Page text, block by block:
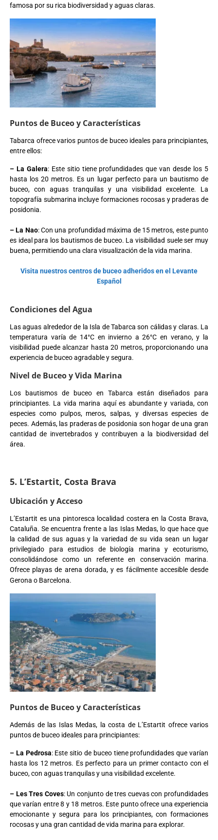
famosa por su rica biodiversidad y aguas claras.
Puntos de Buceo y Características
Tabarca ofrece varios puntos de buceo ideales para principiantes,
entre ellos:
– La Galera: Este sitio tiene profundidades que van desde los 5
hasta los 20 metros. Es un lugar perfecto para un bautismo de
buceo, con aguas tranquilas y una visibilidad excelente. La
topografía submarina incluye formaciones rocosas y praderas de
posidonia.
– La Nao: Con una profundidad máxima de 15 metros, este punto
es ideal para los bautismos de buceo. La visibilidad suele ser muy
buena, permitiendo una clara visualización de la vida marina.
Visita nuestros centros de buceo adheridos en el Levante
Español
Condiciones del Agua
Las aguas alrededor de la Isla de Tabarca son cálidas y claras. La
temperatura varía de 14°C en invierno a 26°C en verano, y la
visibilidad puede alcanzar hasta 20 metros, proporcionando una
experiencia de buceo agradable y segura.
Nivel de Buceo y Vida Marina
Los bautismos de buceo en Tabarca están diseñados para
principiantes. La vida marina aquí es abundante y variada, con
especies como pulpos, meros, salpas, y diversas especies de
peces. Además, las praderas de posidonia son hogar de una gran
cantidad de invertebrados y contribuyen a la biodiversidad del
área.
5. L’Estartit, Costa Brava
Ubicación y Acceso
L’Estartit es una pintoresca localidad costera en la Costa Brava,
Cataluña. Se encuentra frente a las Islas Medas, lo que hace que
la calidad de sus aguas y la variedad de su vida sean un lugar
privilegiado para estudios de biología marina y ecoturismo,
consolidándose como un referente en conservación marina.
Ofrece playas de arena dorada, y es fácilmente accesible desde
Gerona o Barcelona.
Puntos de Buceo y Características
Además de las Islas Medas, la costa de L’Estartit ofrece varios
puntos de buceo ideales para principiantes:
– La Pedrosa: Este sitio de buceo tiene profundidades que varían
hasta los 12 metros. Es perfecto para un primer contacto con el
buceo, con aguas tranquilas y una visibilidad excelente.
– Les Tres Coves: Un conjunto de tres cuevas con profundidades
que varían entre 8 y 18 metros. Este punto ofrece una experiencia
emocionante y segura para los principiantes, con formaciones
rocosas y una gran cantidad de vida marina para explorar.